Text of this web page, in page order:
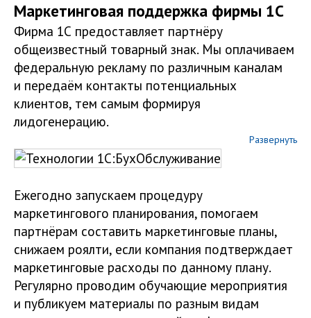
Маркетинговая поддержка фирмы 1С
Фирма 1С предоставляет партнёру
общеизвестный товарный знак. Мы оплачиваем
федеральную рекламу по различным каналам
и передаём контакты потенциальных
клиентов, тем самым формируя
лидогенерацию.
Ежегодно запускаем процедуру
маркетингового планирования, помогаем
партнёрам составить маркетинговые планы,
снижаем роялти, если компания подтверждает
маркетинговые расходы по данному плану.
Регулярно проводим обучающие мероприятия
и публикуем материалы по разным видам